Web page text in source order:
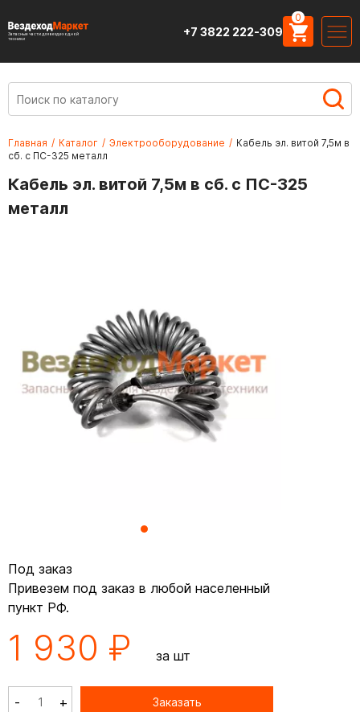
Запасные части для вездеходной
техники
+7 3822 222-309
0
Главная / Каталог / Электрооборудование / Кабель эл. витой 7,5м в
сб. с ПС-325 металл
Кабель эл. витой 7,5м в сб. с ПС-325
металл
Под заказ
Привезем под заказ в любой населенный
пункт РФ.
1 930 ₽ за шт
- + Заказать